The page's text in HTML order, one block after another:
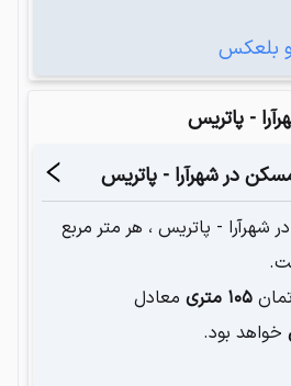
و بلعکس
- پاتریس
درشهرآرا - پاتریس
شهرآرا - پاتریس ، هر متر مربع
۱۰۵ متری معادل
خواهد بود.